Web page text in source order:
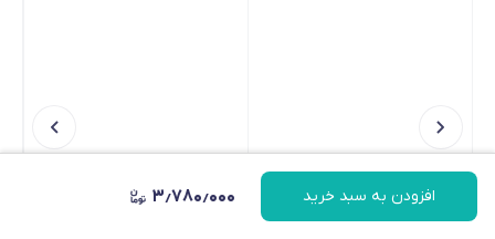
افزودن به سبد خرید ۳٫۷۸۰٫۰۰۰
کیف 2 تایی نور سری FS نانلایت
پیام در واتساپ